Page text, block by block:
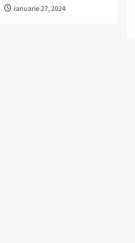
ianuarie 27, 2024